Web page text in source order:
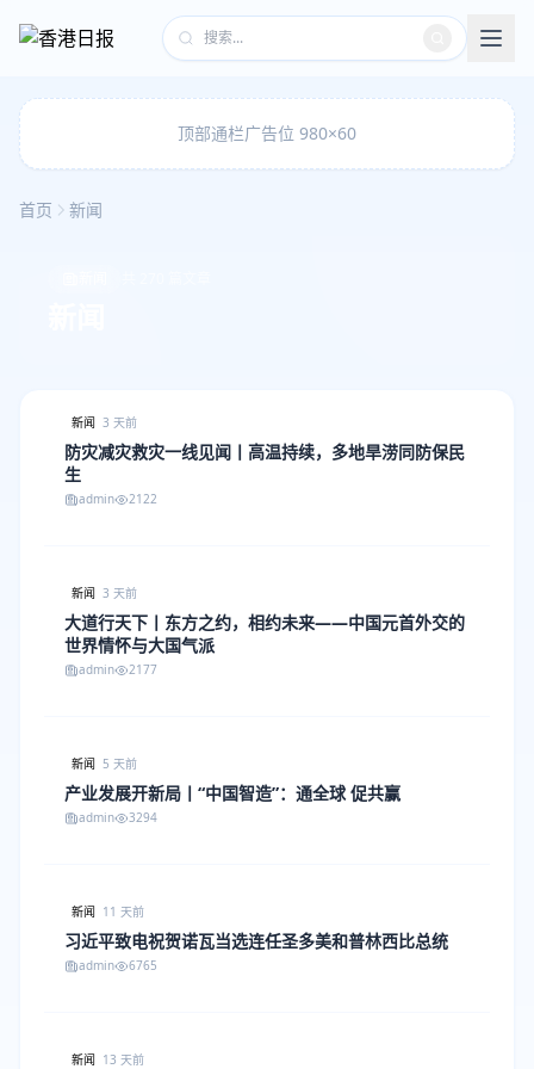
顶部通栏广告位 980×60
首页 新闻
新闻 3 天前
防灾减灾救灾一线见闻丨高温持续，多地旱涝同防保民
生
admin 2122
新闻 3 天前
大道行天下丨东方之约，相约未来——中国元首外交的
世界情怀与大国气派
admin 2177
新闻 5 天前
产业发展开新局丨“中国智造”：通全球 促共赢
admin 3294
新闻 11 天前
习近平致电祝贺诺瓦当选连任圣多美和普林西比总统
admin 6765
新闻 13 天前